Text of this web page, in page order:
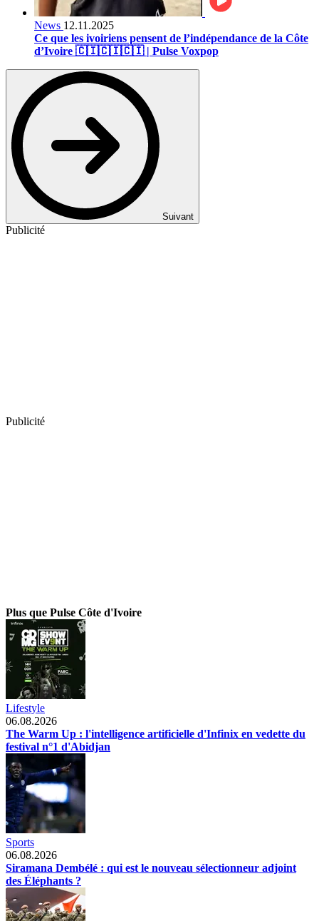
News 12.11.2025
Ce que les ivoiriens pensent de l’indépendance de la Côte
d’Ivoire 🇨🇮🇨🇮🇨🇮 | Pulse Voxpop
Suivant
Publicité
Publicité
Plus que Pulse Côte d'Ivoire
Lifestyle
06.08.2026
The Warm Up : l'intelligence artificielle d'Infinix en vedette du
festival n°1 d'Abidjan
Sports
06.08.2026
Siramana Dembélé : qui est le nouveau sélectionneur adjoint
des Éléphants ?